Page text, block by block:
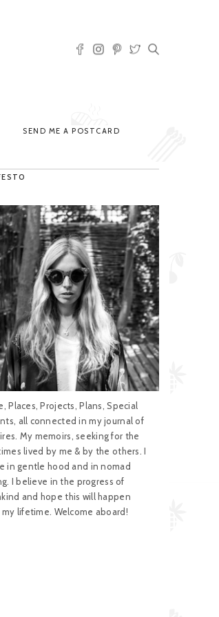
SEND ME A POSTCARD
Places, Projects, Plans, Special
all connected in my journal of
My memoirs, seeking for the
lived by me & by the others. I
in gentle hood and in nomad
I believe in the progress of
and hope this will happen
lifetime. Welcome aboard!